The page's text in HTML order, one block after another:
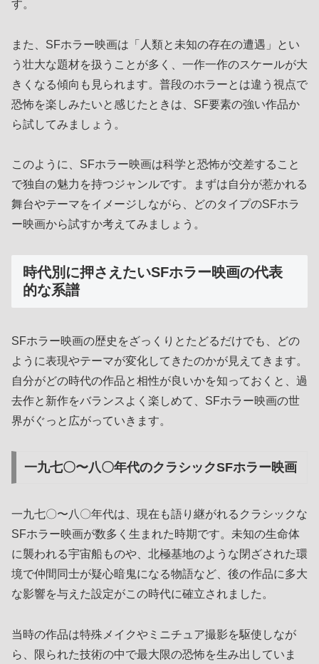
す。
また、SFホラー映画は「人類と未知の存在の遭遇」とい
う壮大な題材を扱うことが多く、一作一作のスケールが大
きくなる傾向も見られます。普段のホラーとは違う視点で
恐怖を楽しみたいと感じたときは、SF要素の強い作品か
ら試してみましょう。
このように、SFホラー映画は科学と恐怖が交差すること
で独自の魅力を持つジャンルです。まずは自分が惹かれる
舞台やテーマをイメージしながら、どのタイプのSFホラ
ー映画から試すか考えてみましょう。
時代別に押さえたいSFホラー映画の代表
的な系譜
SFホラー映画の歴史をざっくりとたどるだけでも、どの
ように表現やテーマが変化してきたのかが見えてきます。
自分がどの時代の作品と相性が良いかを知っておくと、過
去作と新作をバランスよく楽しめて、SFホラー映画の世
界がぐっと広がっていきます。
一九七〇〜八〇年代のクラシックSFホラー映画
一九七〇〜八〇年代は、現在も語り継がれるクラシックな
SFホラー映画が数多く生まれた時期です。未知の生命体
に襲われる宇宙船ものや、北極基地のような閉ざされた環
境で仲間同士が疑心暗鬼になる物語など、後の作品に多大
な影響を与えた設定がこの時代に確立されました。
当時の作品は特殊メイクやミニチュア撮影を駆使しなが
ら、限られた技術の中で最大限の恐怖を生み出していま